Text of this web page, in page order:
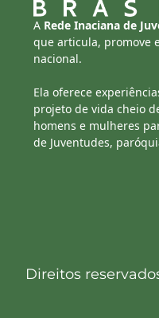
A Rede Inaciana de
que articula, promove
nacional.
Ela oferece
projeto de vida cheio
homens e mulheres
de Juventudes,
Direitos